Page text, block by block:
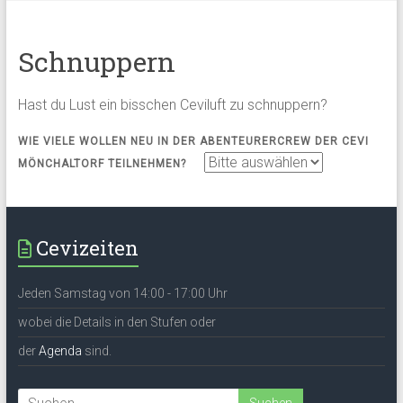
Schnuppern
Hast du Lust ein bisschen Ceviluft zu schnuppern?
WIE VIELE WOLLEN NEU IN DER ABENTEURERCREW DER CEVI
MÖNCHALTORF TEILNEHMEN?
E
R
A
T
I
V
:
Cevizeiten
Jeden Samstag von 14:00 - 17:00 Uhr
wobei die Details in den Stufen oder
derAgenda sind.